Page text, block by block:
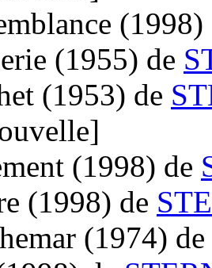
(1998)
(1955) de
(1953) de
(1998) de
(1998) de
(1974) de